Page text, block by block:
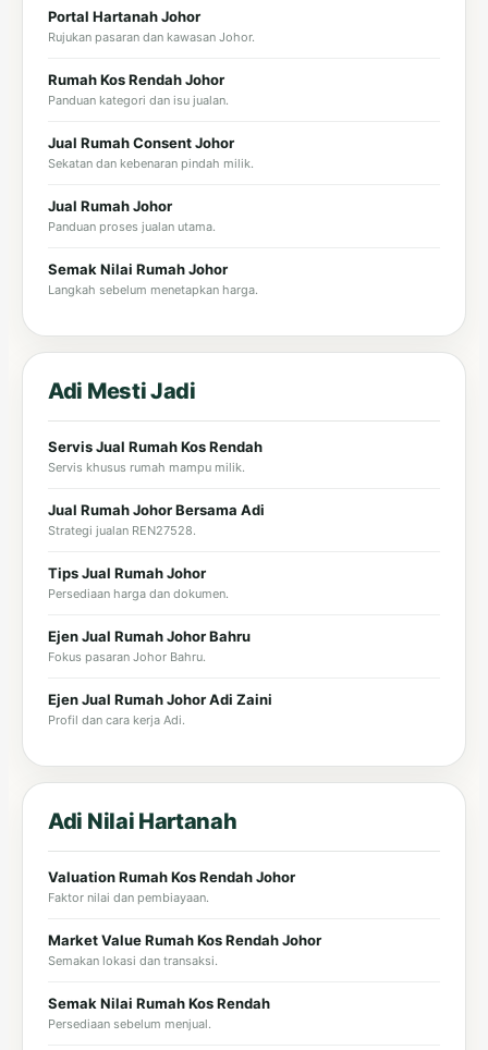
Portal Hartanah Johor
Rujukan pasaran dan kawasan Johor.
Rumah Kos Rendah Johor
Panduan kategori dan isu jualan.
Jual Rumah Consent Johor
Sekatan dan kebenaran pindah milik.
Jual Rumah Johor
Panduan proses jualan utama.
Semak Nilai Rumah Johor
Langkah sebelum menetapkan harga.
Adi Mesti Jadi
Servis Jual Rumah Kos Rendah
Servis khusus rumah mampu milik.
Jual Rumah Johor Bersama Adi
Strategi jualan REN27528.
Tips Jual Rumah Johor
Persediaan harga dan dokumen.
Ejen Jual Rumah Johor Bahru
Fokus pasaran Johor Bahru.
Ejen Jual Rumah Johor Adi Zaini
Profil dan cara kerja Adi.
Adi Nilai Hartanah
Valuation Rumah Kos Rendah Johor
Faktor nilai dan pembiayaan.
Market Value Rumah Kos Rendah Johor
Semakan lokasi dan transaksi.
Semak Nilai Rumah Kos Rendah
Persediaan sebelum menjual.